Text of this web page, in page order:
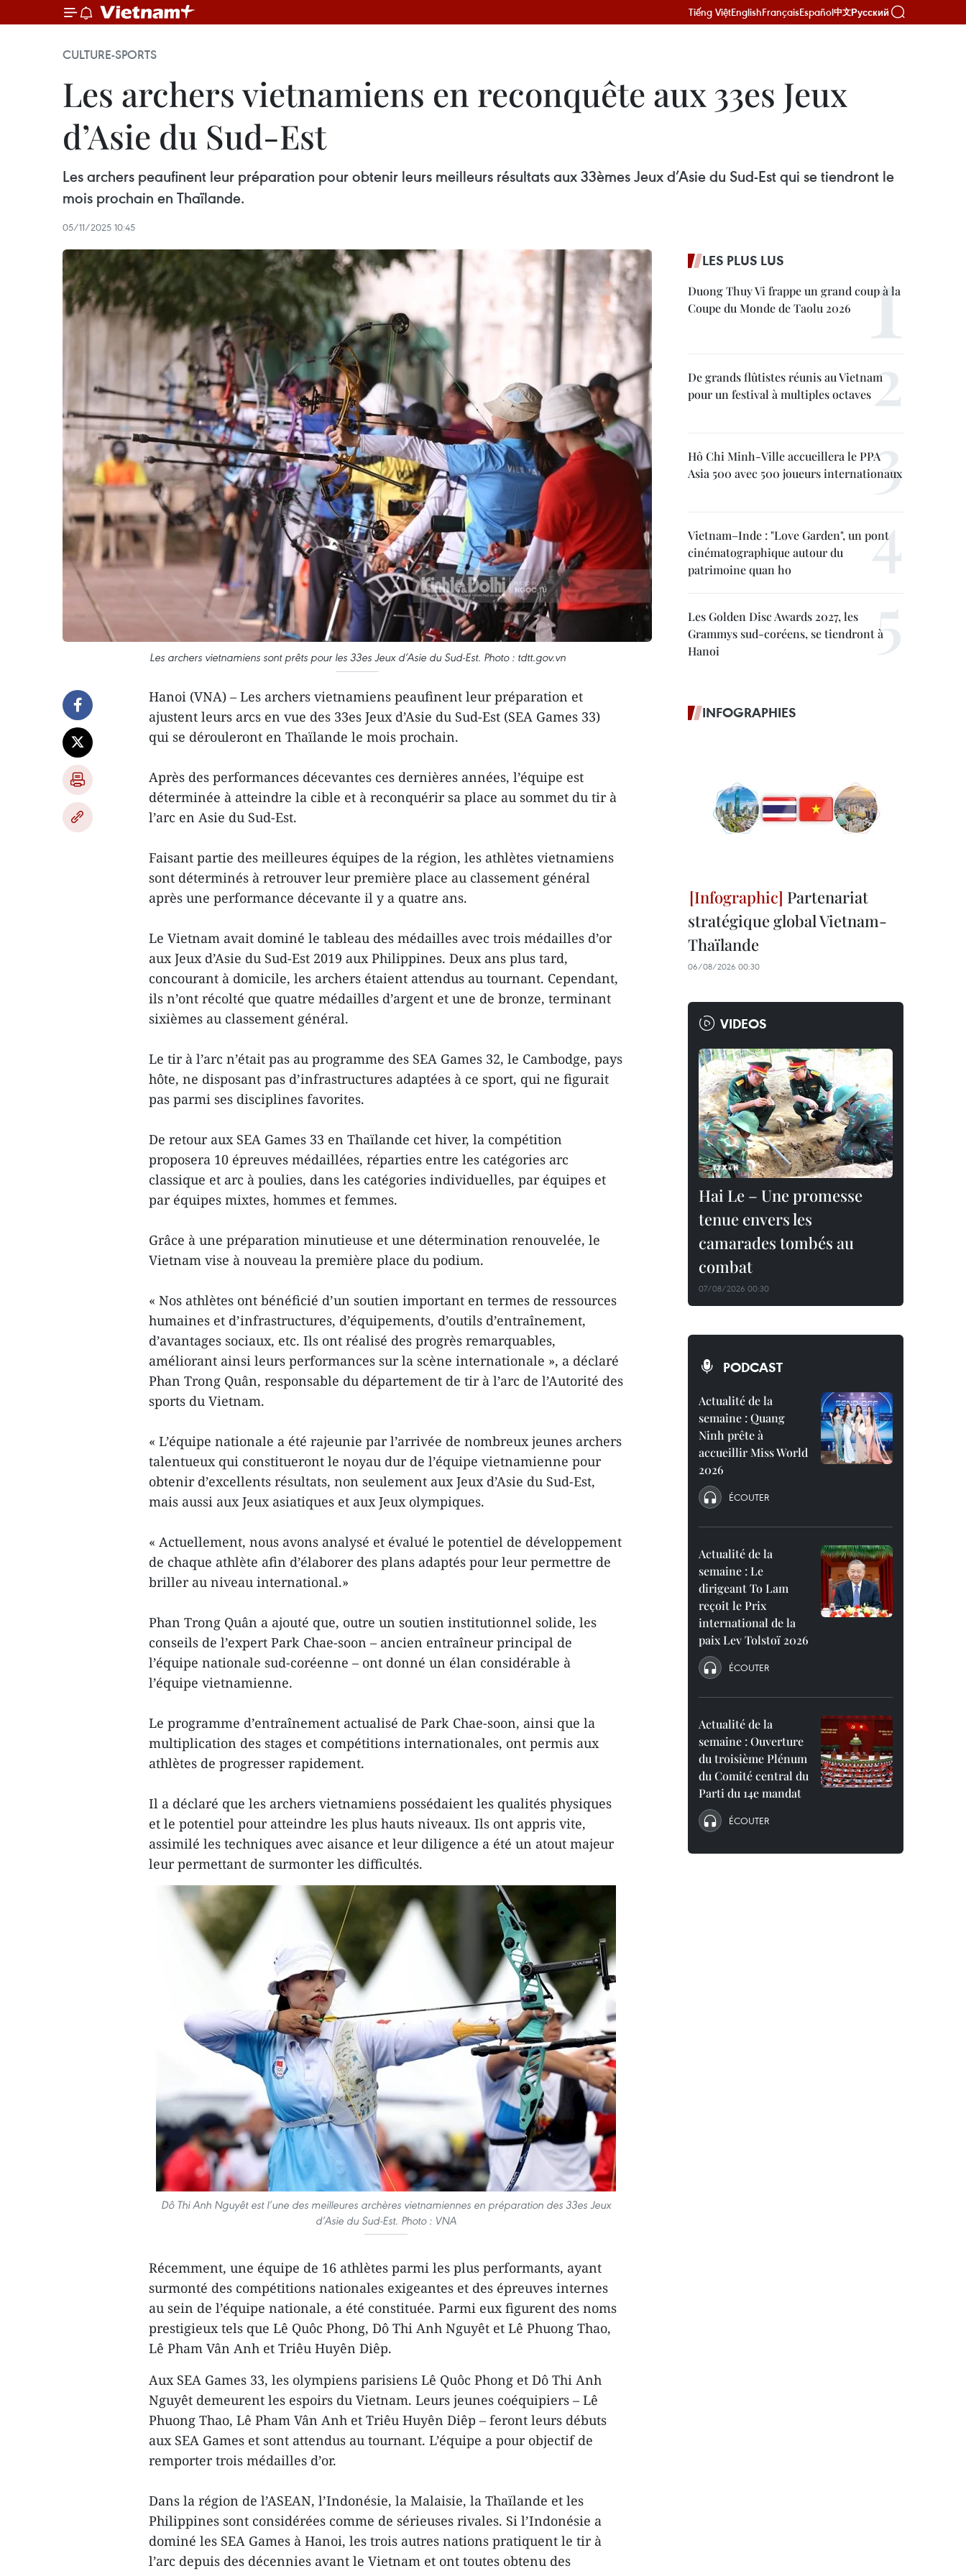
Tiếng ViệtEnglishFrançaisEspañol中文Русский
CULTURE-SPORTS
Les archers vietnamiens en reconquête aux 33es Jeux
d’Asie du Sud-Est
Les archers peaufinent leur préparation pour obtenir leurs meilleurs résultats aux 33èmes Jeux d’Asie du Sud-Est qui se tiendront le
mois prochain en Thaïlande.
05/11/2025 10:45
Les archers vietnamiens sont prêts pour les 33es Jeux d’Asie du Sud-Est. Photo : tdtt.gov.vn
Hanoi (VNA) – Les archers vietnamiens peaufinent leur préparation et
ajustent leurs arcs en vue des 33es Jeux d’Asie du Sud-Est (SEA Games 33)
qui se dérouleront en Thaïlande le mois prochain.
Après des performances décevantes ces dernières années, l’équipe est
déterminée à atteindre la cible et à reconquérir sa place au sommet du tir à
l’arc en Asie du Sud-Est.
Faisant partie des meilleures équipes de la région, les athlètes vietnamiens
sont déterminés à retrouver leur première place au classement général
après une performance décevante il y a quatre ans.
Le Vietnam avait dominé le tableau des médailles avec trois médailles d’or
aux Jeux d’Asie du Sud-Est 2019 aux Philippines. Deux ans plus tard,
concourant à domicile, les archers étaient attendus au tournant. Cependant,
ils n’ont récolté que quatre médailles d’argent et une de bronze, terminant
sixièmes au classement général.
Le tir à l’arc n’était pas au programme des SEA Games 32, le Cambodge, pays
hôte, ne disposant pas d’infrastructures adaptées à ce sport, qui ne figurait
pas parmi ses disciplines favorites.
De retour aux SEA Games 33 en Thaïlande cet hiver, la compétition
proposera 10 épreuves médaillées, réparties entre les catégories arc
classique et arc à poulies, dans les catégories individuelles, par équipes et
par équipes mixtes, hommes et femmes.
Grâce à une préparation minutieuse et une détermination renouvelée, le
Vietnam vise à nouveau la première place du podium.
« Nos athlètes ont bénéficié d’un soutien important en termes de ressources
humaines et d’infrastructures, d’équipements, d’outils d’entraînement,
d’avantages sociaux, etc. Ils ont réalisé des progrès remarquables,
améliorant ainsi leurs performances sur la scène internationale », a déclaré
Phan Trong Quân, responsable du département de tir à l’arc de l’Autorité des
sports du Vietnam.
« L’équipe nationale a été rajeunie par l’arrivée de nombreux jeunes archers
talentueux qui constitueront le noyau dur de l’équipe vietnamienne pour
obtenir d’excellents résultats, non seulement aux Jeux d’Asie du Sud-Est,
mais aussi aux Jeux asiatiques et aux Jeux olympiques.
« Actuellement, nous avons analysé et évalué le potentiel de développement
de chaque athlète afin d’élaborer des plans adaptés pour leur permettre de
briller au niveau international.»
Phan Trong Quân a ajouté que, outre un soutien institutionnel solide, les
conseils de l’expert Park Chae-soon – ancien entraîneur principal de
l’équipe nationale sud-coréenne – ont donné un élan considérable à
l’équipe vietnamienne.
Le programme d’entraînement actualisé de Park Chae-soon, ainsi que la
multiplication des stages et compétitions internationales, ont permis aux
athlètes de progresser rapidement.
Il a déclaré que les archers vietnamiens possédaient les qualités physiques
et le potentiel pour atteindre les plus hauts niveaux. Ils ont appris vite,
assimilé les techniques avec aisance et leur diligence a été un atout majeur
leur permettant de surmonter les difficultés.
Dô Thi Anh Nguyêt est l’une des meilleures archères vietnamiennes en préparation des 33es Jeux
d’Asie du Sud-Est. Photo : VNA
Récemment, une équipe de 16 athlètes parmi les plus performants, ayant
surmonté des compétitions nationales exigeantes et des épreuves internes
au sein de l’équipe nationale, a été constituée. Parmi eux figurent des noms
prestigieux tels que Lê Quôc Phong, Dô Thi Anh Nguyêt et Lê Phuong Thao,
Lê Pham Vân Anh et Triêu Huyên Diêp.
Aux SEA Games 33, les olympiens parisiens Lê Quôc Phong et Dô Thi Anh
Nguyêt demeurent les espoirs du Vietnam. Leurs jeunes coéquipiers – Lê
Phuong Thao, Lê Pham Vân Anh et Triêu Huyên Diêp – feront leurs débuts
aux SEA Games et sont attendus au tournant. L’équipe a pour objectif de
remporter trois médailles d’or.
Dans la région de l’ASEAN, l’Indonésie, la Malaisie, la Thaïlande et les
Philippines sont considérées comme de sérieuses rivales. Si l’Indonésie a
dominé les SEA Games à Hanoi, les trois autres nations pratiquent le tir à
l’arc depuis des décennies avant le Vietnam et ont toutes obtenu des
LES PLUS LUS
Duong Thuy Vi frappe un grand coup à la
Coupe du Monde de Taolu 2026
De grands flûtistes réunis au Vietnam
pour un festival à multiples octaves
Hô Chi Minh-Ville accueillera le PPA
Asia 500 avec 500 joueurs internationaux
Vietnam–Inde : "Love Garden", un pont
cinématographique autour du
patrimoine quan ho
Les Golden Disc Awards 2027, les
Grammys sud-coréens, se tiendront à
Hanoi
INFOGRAPHIES
Partenariat
stratégique global Vietnam-
Thaïlande
06/08/2026 00:30
VIDEOS
Hai Le – Une promesse
tenue envers les
camarades tombés au
combat
07/08/2026 00:30
PODCAST
Actualité de la
semaine : Quang
Ninh prête à
accueillir Miss World
2026
ÉCOUTER
Actualité de la
semaine : Le
dirigeant To Lam
reçoit le Prix
international de la
paix Lev Tolstoï 2026
ÉCOUTER
Actualité de la
semaine : Ouverture
du troisième Plénum
du Comité central du
Parti du 14e mandat
ÉCOUTER